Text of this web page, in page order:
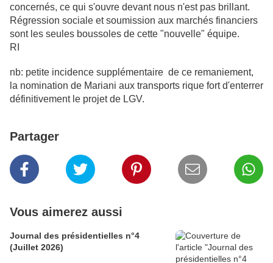
concernés, ce qui s'ouvre devant nous n'est pas brillant.
Régression sociale et soumission aux marchés financiers
sont les seules boussoles de cette "nouvelle" équipe.
RI
nb: petite incidence supplémentaire de ce remaniement,
la nomination de Mariani aux transports rique fort d'enterrer
définitivement le projet de LGV.
Partager
Vous aimerez aussi
Journal des présidentielles n°4
(Juillet 2026)